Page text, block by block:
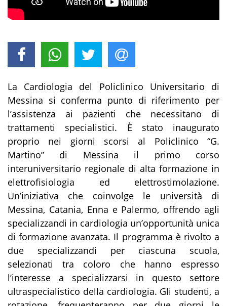
La Cardiologia del Policlinico Universitario di
Messina si conferma punto di riferimento per
l’assistenza ai pazienti che necessitano di
trattamenti specialistici. È stato inaugurato
proprio nei giorni scorsi al Policlinico “G.
Martino” di Messina il primo corso
interuniversitario regionale di alta formazione in
elettrofisiologia ed elettrostimolazione.
Un’iniziativa che coinvolge le università di
Messina, Catania, Enna e Palermo, offrendo agli
specializzandi in cardiologia un’opportunità unica
di formazione avanzata. Il programma è rivolto a
due specializzandi per ciascuna scuola,
selezionati tra coloro che hanno espresso
l’interesse a specializzarsi in questo settore
ultraspecialistico della cardiologia. Gli studenti, a